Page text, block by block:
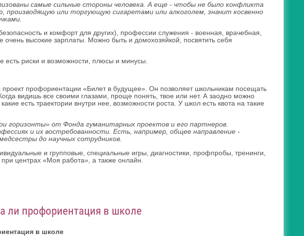
самые сильные стороны человека. А еще - чтобы не было конфликта
или торгующую сигаретами или алкоголем, значит косвенно
и комфорт для других), профессии служения - военная, врачебная,
очень высокие зарплаты. Можно быть и домохозяйкой, посвятить себя
есть риски и возможности, плюсы и минусы.
профориентации «Билет в будущее». Он позволяет школьникам посещать
видишь все своими глазами, проще понять, твое или нет. А заодно можно
есть траектории внутри нее, возможности роста. У школ есть квота на такие
горизонты» от Фонда гуманитарных проектов и его партнеров.
и их востребованности. Есть, например, общее направление -
до научных сотрудников.
и групповые, специальные игры, диагностики, профпробы, тренинги,
центрах «Моя работа», а также онлайн.
ли профориентация в школе
в школе